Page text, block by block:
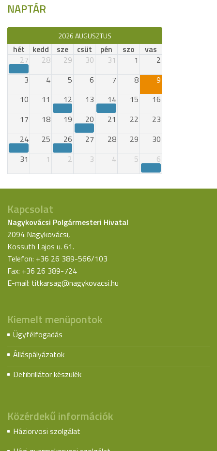
NAPTÁR
2026 AUGUSZTUS
hét kedd sze csüt pén szo
vas
27
28 29 30 31 1
2
3
4 5 6 7 8
9
10
11 12 13 14 15
16
17
18 19 20 21 22
23
24
25 26 27 28 29
30
31
1 2 3 4 5 6
Kapcsolat
Nagykovácsi Polgármesteri Hivatal
2094 Nagykovácsi,
Kossuth Lajos u. 61.
Telefon: +36 26 389-566/103
Fax: +36 26 389-724
E-mail: titkarsag@nagykovacsi.hu
Kiemelt menüpontok
Ügyfélfogadás
Álláspályázatok
Defibrillátor készülék
Közérdekű információk
Háziorvosi szolgálat